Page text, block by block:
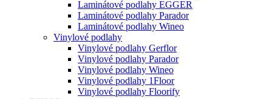
Laminátové podlahy EGGER
Laminátové podlahy Parador
Laminátové podlahy Wineo
Vinylové podlahy
Vinylové podlahy Gerflor
Vinylové podlahy Parador
Vinylové podlahy Wineo
Vinylové podlahy 1Floor
Vinylové podlahy Floorify